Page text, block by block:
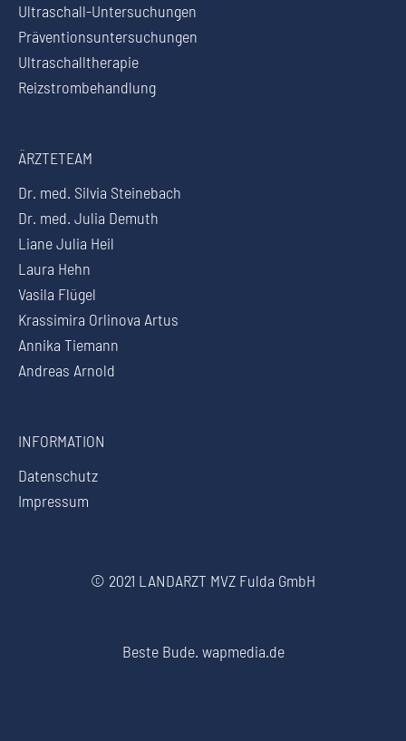
Ultraschall-Untersuchungen
Präventionsuntersuchungen
Ultraschalltherapie
Reizstrombehandlung
ÄRZTETEAM
Dr. med. Silvia Steinebach
Dr. med. Julia Demuth
Liane Julia Heil
Laura Hehn
Vasila Flügel
Krassimira Orlinova Artus
Annika Tiemann
Andreas Arnold
INFORMATION
Datenschutz
Impressum
© 2021 LANDARZT MVZ Fulda GmbH
Beste Bude. wapmedia.de